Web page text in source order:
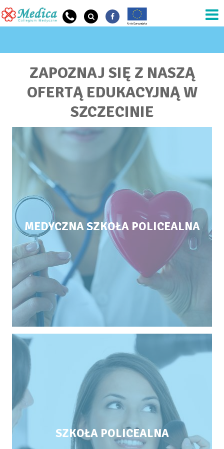
Przejdź do treści
ZAPOZNAJ SIĘ Z NASZĄ
OFERTĄ EDUKACYJNĄ W
SZCZECINIE
MEDYCZNA SZKOŁA POLICEALNA
SZKOŁA POLICEALNA